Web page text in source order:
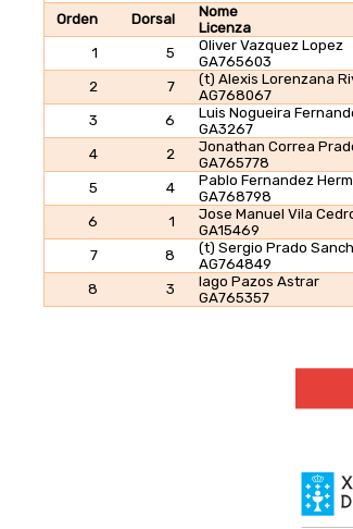
Orden Dorsal
Nome
Licenza
1 5
Oliver Vazquez Lopez
GA765603
2 7
(t) Alexis Lorenzana
AG768067
3 6
Luis Nogueira
GA3267
4 2
Jonathan Correa
GA765778
5 4
Pablo Fernandez
GA768798
6 1
Jose Manuel Vila
GA15469
7 8
(t) Sergio Prado
AG764849
8 3
Iago Pazos Astrar
GA765357